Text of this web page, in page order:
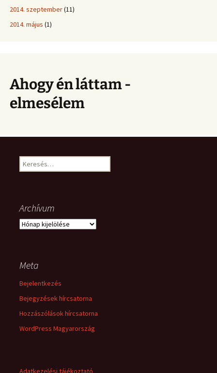
2014. szeptember(11)
2014. május (1)
Ahogy én láttam -
elmesélem
Keresés:
Archívum
Archívum
Meta
Bejelentkezés
Bejegyzések hírcsatorna
Hozzászólások hírcsatorna
WordPress Magyarország
Adatkezelési tájékoztató